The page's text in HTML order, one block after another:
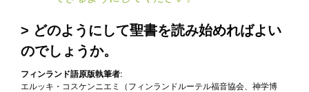
どのようにして聖書を読み始めればよい
のでしょうか。
フィンランド語原版執筆者:
エルッキ・コスケンニエミ（フィンランドルーテル福音協会、神学博